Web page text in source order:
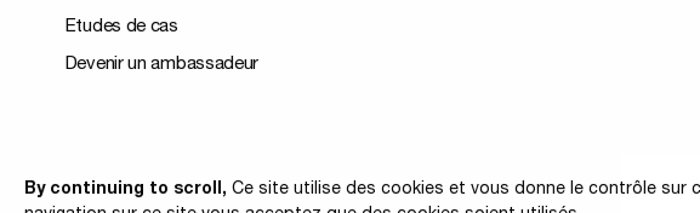
Etudes de cas
Devenir un ambassadeur
By continuing to scroll, Ce site utilise des cookies et vous donne le contrôle sur